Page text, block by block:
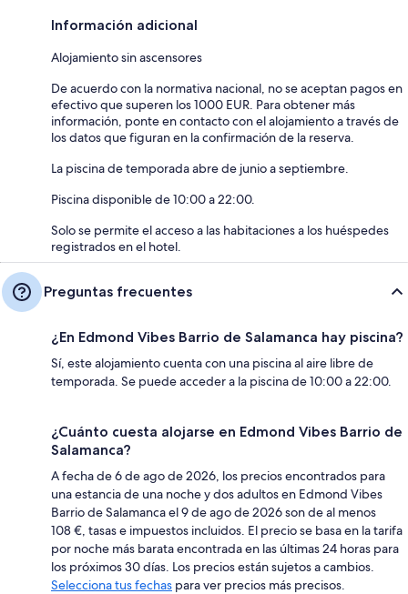
Información adicional
Alojamiento sin ascensores
De acuerdo con la normativa nacional, no se aceptan pagos en
efectivo que superen los 1000 EUR. Para obtener más
información, ponte en contacto con el alojamiento a través de
los datos que figuran en la confirmación de la reserva.
La piscina de temporada abre de junio a septiembre.
Piscina disponible de 10:00 a 22:00.
Solo se permite el acceso a las habitaciones a los huéspedes
registrados en el hotel.
Preguntas frecuentes
¿En Edmond Vibes Barrio de Salamanca hay piscina?
Sí, este alojamiento cuenta con una piscina al aire libre de
temporada. Se puede acceder a la piscina de 10:00 a 22:00.
¿Cuánto cuesta alojarse en Edmond Vibes Barrio de
Salamanca?
A fecha de 6 de ago de 2026, los precios encontrados para
una estancia de una noche y dos adultos en Edmond Vibes
Barrio de Salamanca el 9 de ago de 2026 son de al menos
108 €, tasas e impuestos incluidos. El precio se basa en la tarifa
por noche más barata encontrada en las últimas 24 horas para
los próximos 30 días. Los precios están sujetos a cambios.
Selecciona tus fechas para ver precios más precisos.